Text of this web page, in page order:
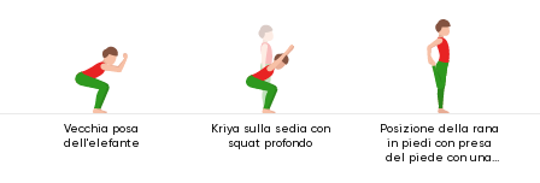
Vecchia posa
dell'elefante
Kriya sulla sedia con
squat profondo
Posizione della rana
in piedi con presa
del piede con una